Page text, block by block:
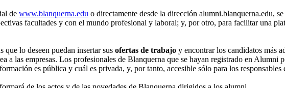
de www.blanquerna.edu o directamente desde la dirección alumni.blanquerna.edu,
facultades y con el mundo profesional y laboral; y, por otro, para facilitar una
lo deseen puedan insertar sus ofertas de trabajo y encontrar los candidatos más
a las empresas. Los profesionales de Blanquerna que se hayan registrado en
es pública y cuál es privada, y, por tanto, accesible sólo para los responsables